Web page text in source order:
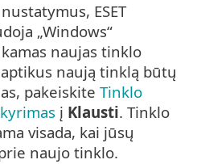
ESET
„Windows“
naujas tinklo
naują tinklą būtų
pakeiskite Tinklo
į Klausti. Tinklo
visada, kai jūsų
naujo tinklo.